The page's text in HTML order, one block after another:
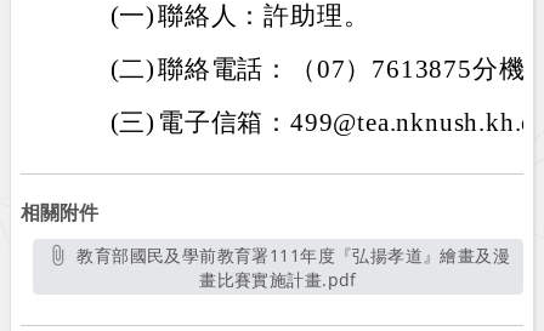
(一)聯絡人：許助理。
(二)聯絡電話：（07）7613875分機
(三) 電子信箱：
相關附件
教育部國民及學前教育署111年度『弘揚孝道』繪畫及漫
畫比賽實施計畫.pdf另開新視窗